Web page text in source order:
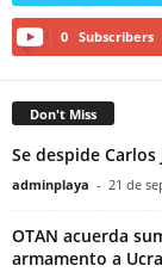
0 Subscribers
Don't Miss
Se despide
adminplaya - 21 de
OTAN acuerda
armamento a